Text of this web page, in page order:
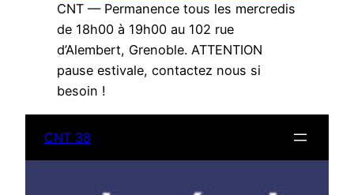
CNT — Permanence tous les mercredis
de 18h00 à 19h00 au 102 rue
d’Alembert, Grenoble. ATTENTION
pause estivale, contactez nous si
besoin !
CNT 38